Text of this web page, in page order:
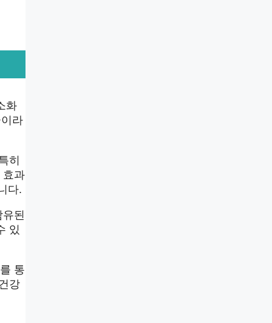
화
라
히
효과
다.
된
있
통
강